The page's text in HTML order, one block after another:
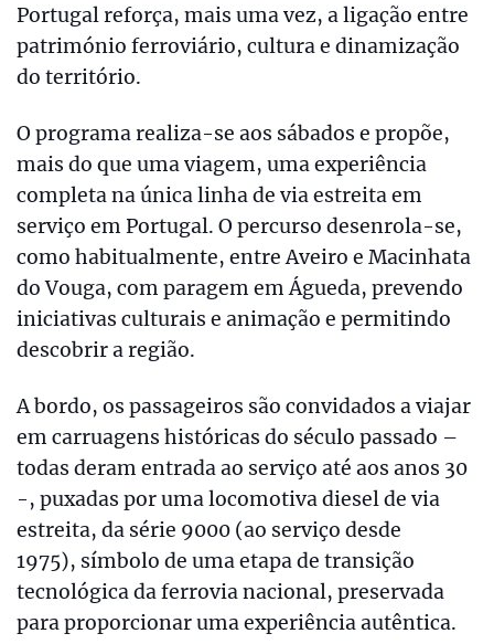
Portugal reforça, mais uma vez, a ligação entre
património ferroviário, cultura e dinamização
do território.
O programa realiza-se aos sábados e propõe,
mais do que uma viagem, uma experiência
completa na única linha de via estreita em
serviço em Portugal. O percurso desenrola-se,
como habitualmente, entre Aveiro e Macinhata
do Vouga, com paragem em Águeda, prevendo
iniciativas culturais e animação e permitindo
descobrir a região.
A bordo, os passageiros são convidados a viajar
em carruagens históricas do século passado –
todas deram entrada ao serviço até aos anos 30
-, puxadas por uma locomotiva diesel de via
estreita, da série 9000 (ao serviço desde
1975), símbolo de uma etapa de transição
tecnológica da ferrovia nacional, preservada
para proporcionar uma experiência autêntica.